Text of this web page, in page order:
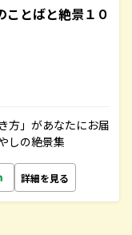
ことばと絶景１０
方」があなたにお届
しの絶景集
詳細を見る